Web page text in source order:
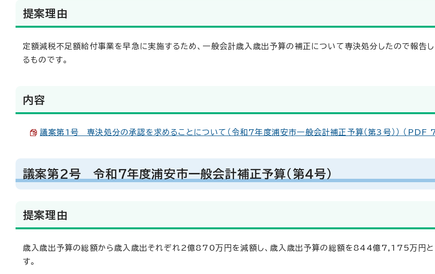
提案理由
定額減税不足額給付事業を早急に実施するため、一般会計歳入歳出予算の補正について専決処分したので報告し
るものです。
内容
議案第1号 専決処分の承認を求めることについて（令和7年度浦安市一般会計補正予算（第3号）） （PDF
議案第2号 令和7年度浦安市一般会計補正予算（第4号）
提案理由
歳入歳出予算の総額から歳入歳出それぞれ2億870万円を減額し、歳入歳出予算の総額を844億7,175万円と
す。